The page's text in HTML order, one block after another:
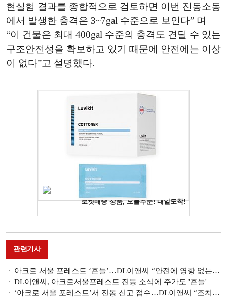
현실험 결과를 종합적으로 검토하면 이번 진동소동
에서 발생한 충격은 3~7gal 수준으로 보인다” 며
“이 건물은 최대 400gal 수준의 충격도 견딜 수 있는
구조안전성을 확보하고 있기 때문에 안전에는 이상
이 없다”고 설명했다.
관련기사
아크로 서울 포레스트 ‘흔들’…DL이앤씨 “안전에 영향 없는 미세진동”
DL이앤씨, 아크로서울포레스트 진동 소식에 주가도 '흔들'
‘아크로 서울 포레스트’서 진동 신고 접수…DL이앤씨 “조치 취할 것”